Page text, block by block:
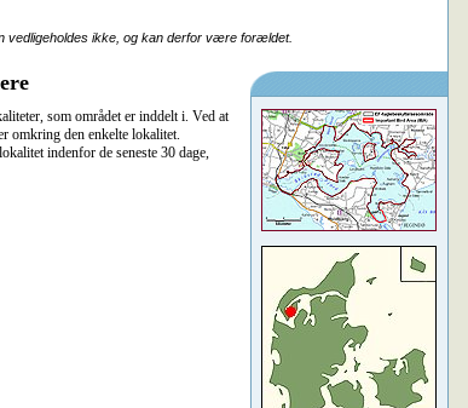
vedligeholdes ikke, og kan derfor være forældet.
som området er inddelt i. Ved at
omkring den enkelte lokalitet.
indenfor de seneste 30 dage,